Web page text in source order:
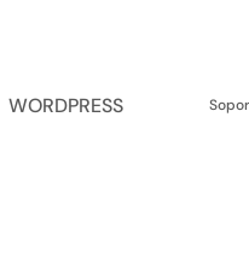
WORDPRESS